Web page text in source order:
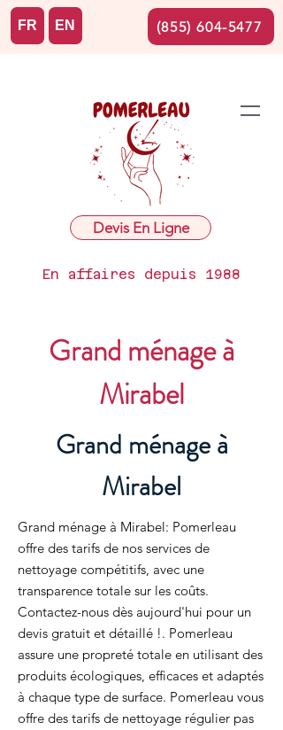
Devis En Ligne
En affaires depuis 1988
FR EN (855) 604-5477
Grand ménage à
Mirabel
Grand ménage à
Mirabel
Grand ménage à Mirabel: Pomerleau
offre des tarifs de nos services de
nettoyage compétitifs, avec une
transparence totale sur les coûts.
Contactez-nous dès aujourd'hui pour un
devis gratuit et détaillé !. Pomerleau
assure une propreté totale en utilisant des
produits écologiques, efficaces et adaptés
à chaque type de surface. Pomerleau vous
offre des tarifs de nettoyage régulier pas